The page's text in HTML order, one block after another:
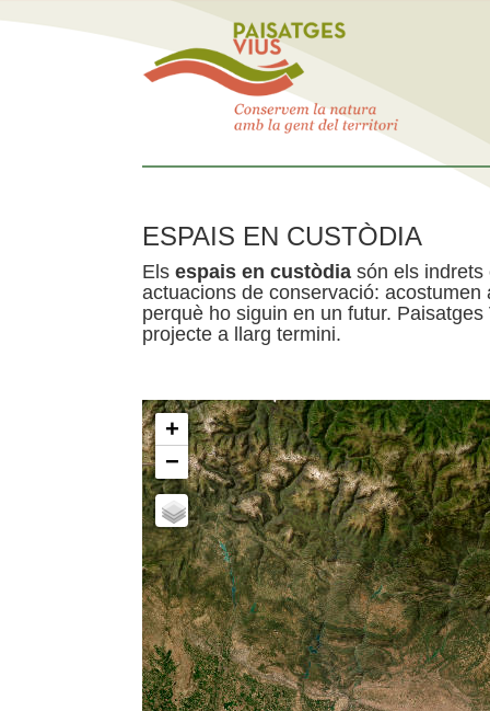
ESPAIS EN CUSTÒDIA
Els espais en custòdia són els indrets
actuacions de conservació:
perquè ho siguin en un futur.
projecte a llarg termini.
+
−